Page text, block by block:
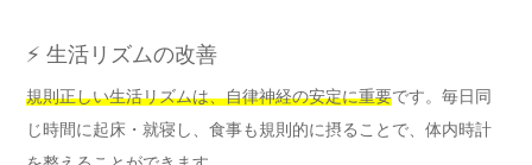
⚡ 生活リズムの改善
規則正しい生活リズムは、自律神経の安定に重要です。毎日同
じ時間に起床・就寝し、食事も規則的に摂ることで、体内時計